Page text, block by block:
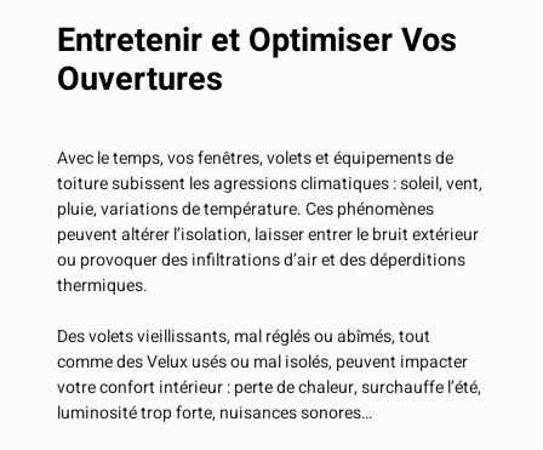
Entretenir et Optimiser Vos
Ouvertures
Avec le temps, vos fenêtres, volets et équipements de
toiture subissent les agressions climatiques : soleil, vent,
pluie, variations de température. Ces phénomènes
peuvent altérer l’isolation, laisser entrer le bruit extérieur
ou provoquer des infiltrations d’air et des déperditions
thermiques.
Des volets vieillissants, mal réglés ou abîmés, tout
comme des Velux usés ou mal isolés, peuvent impacter
votre confort intérieur : perte de chaleur, surchauffe l’été,
luminosité trop forte, nuisances sonores…